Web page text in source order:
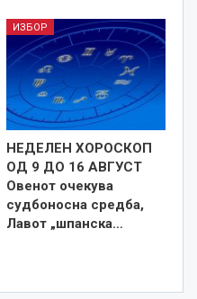
ИЗБОР
НЕДЕЛЕН ХОРОСКОП
ОД 9 ДО 16 АВГУСТ
Овенот очекува
судбоносна средба,
Лавот „шпанска…